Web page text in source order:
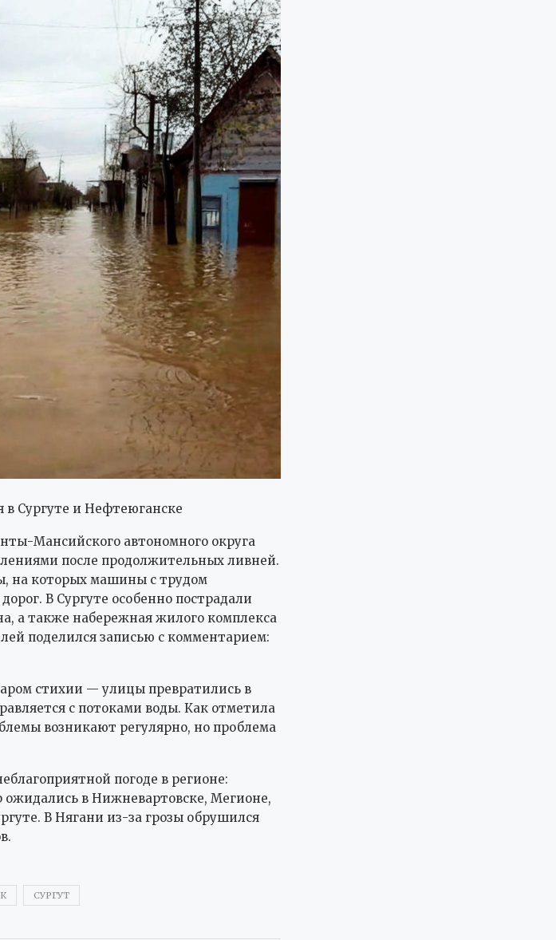
Сургуте и Нефтеюганске
Мансийского автономного округа
после продолжительных ливней.
на которых машины с трудом
В Сургуте особенно пострадали
а также набережная жилого комплекса
поделился записью с комментарием:
стихии — улицы превратились в
с потоками воды. Как отметила
возникают регулярно, но проблема
погоде в регионе:
в Нижневартовске, Мегионе,
В Нягани из-за грозы обрушился
СУРГУТ